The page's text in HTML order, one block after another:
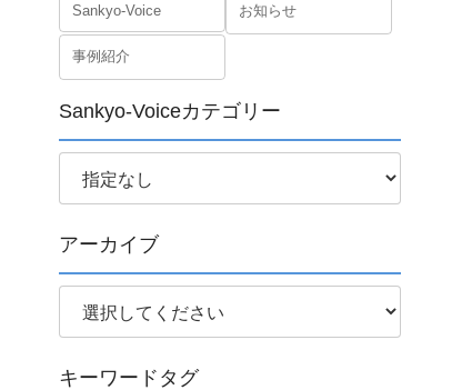
Sankyo-Voice お知らせ
事例紹介
Sankyo-Voiceカテゴリー
アーカイブ
キーワードタグ